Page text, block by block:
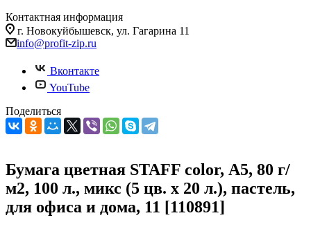
Контактная информация
г. Новокуйбышевск, ул. Гагарина 11
info@profit-zip.ru
Вконтакте
YouTube
Поделиться
Бумага цветная STAFF color, А5, 80 г/
м2, 100 л., микс (5 цв. х 20 л.), пастель,
для офиса и дома, 11 [110891]